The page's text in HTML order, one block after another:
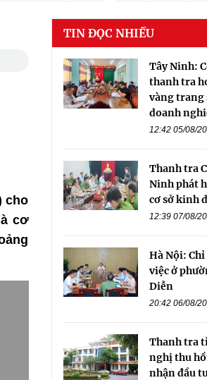
cho
cơ
TIN ĐỌC NHIỀU
Tây Ninh:
thanh tra
vàng trang
doanh
12:42 05/08/
Thanh tra
Ninh phát
cơ sở kinh
12:39 07/08/
Hà Nội:
việc ở
Diễn
20:42 06/08/
Thanh tra
nghị thu
nhận đầu